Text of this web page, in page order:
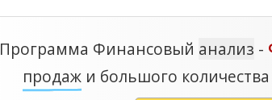
Программа Финансовый анализ -
продаж и большого